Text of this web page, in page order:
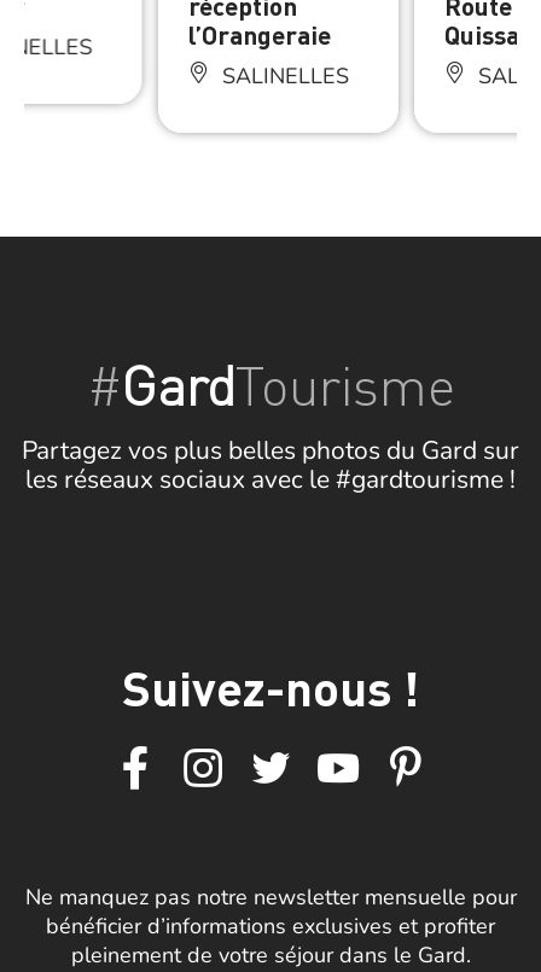
l’Orangeraie
SALINELLES
Quissac
#GardTourisme
Partagez vos plus belles photos du Gard sur
les réseaux sociaux avec le #gardtourisme !
Suivez-nous !
Ne manquez pas notre newsletter mensuelle pour
bénéficier d’informations exclusives et profiter
pleinement de votre séjour dans le Gard.